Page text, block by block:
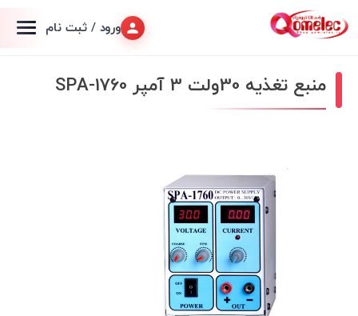
ورود / ثبت نام
منبع تغذیه 30ولت 3 آمپر SPA-1760